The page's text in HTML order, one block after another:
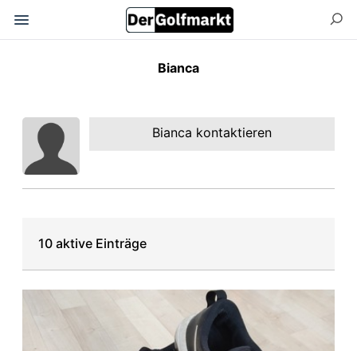
Bianca
Bianca kontaktieren
10 aktive Einträge